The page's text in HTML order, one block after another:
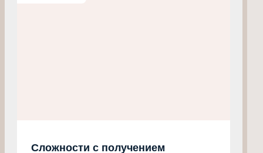
Сложности с получением